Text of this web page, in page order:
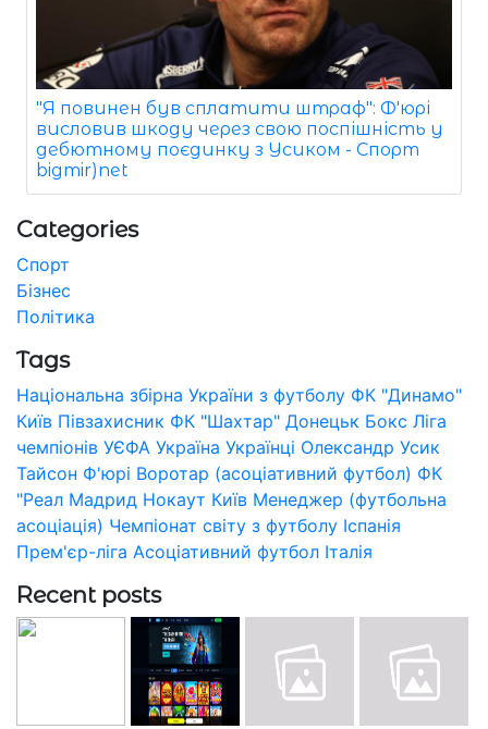
"Я повинен був сплатити штраф": Ф'юрі
висловив шкоду через свою поспішність у
дебютному поєдинку з Усиком - Спорт
bigmir)net
Categories
Спорт
Бізнес
Політика
Tags
Національна збірна України з футболу ФК "Динамо"
Київ Півзахисник ФК "Шахтар" Донецьк Бокс Ліга
чемпіонів УЄФА Україна Українці Олександр Усик
Тайсон Ф'юрі Воротар (асоціативний футбол) ФК
"Реал Мадрид Нокаут Київ Менеджер (футбольна
асоціація) Чемпіонат світу з футболу Іспанія
Прем'єр-ліга Асоціативний футбол Італія
Recent posts